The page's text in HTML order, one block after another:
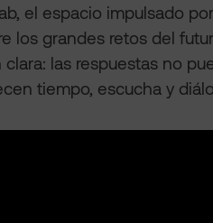
el espacio impulsado
los grandes retos del
las respuestas no
tiempo, escucha y